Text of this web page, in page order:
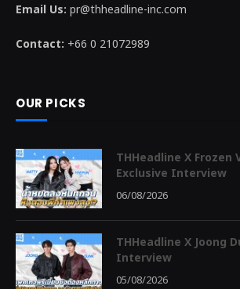
Email Us: pr@thheadline-inc.com
Contact: +66 0 21072989
OUR PICKS
THHeadline X Frozen
Exclusive Interview
06/08/2026
THHeadline X Joong
Interview
05/08/2026